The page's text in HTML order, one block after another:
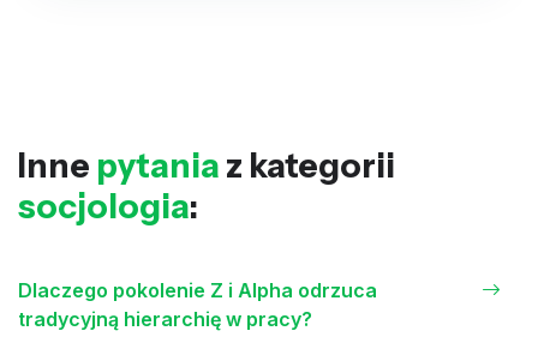
Inne pytania z kategorii
socjologia:
Dlaczego pokolenie Z i Alpha odrzuca
tradycyjną hierarchię w pracy?